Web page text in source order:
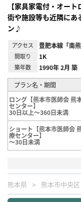
【家具家電付・オー
街や施設等も近隣にあ
ン♪
アクセス 豊肥本線「南熊
間取り 1K
築年数 1990年 2月 築
プラン名・期間
ロング【熊本市医師会 熊
センター】
30日以上～360日未満
ショート【熊本市医師会
療センター】
～30日未満
熊本県 熊本市中央区